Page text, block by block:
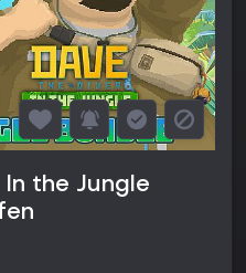
In the Jungle